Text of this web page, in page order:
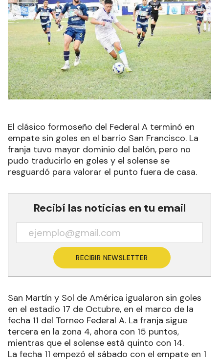
El clásico formoseño del Federal A terminó en
empate sin goles en el barrio San Francisco. La
franja tuvo mayor dominio del balón, pero no
pudo traducirlo en goles y el solense se
resguardó para valorar el punto fuera de casa.
Recibí las noticias en tu email
RECIBIR NEWSLETTER
San Martín y Sol de América igualaron sin goles
en el estadio 17 de Octubre, en el marco de la
fecha 11 del Torneo Federal A. La franja sigue
tercera en la zona 4, ahora con 15 puntos,
mientras que el solense está quinto con 14.
La fecha 11 empezó el sábado con el empate en 1